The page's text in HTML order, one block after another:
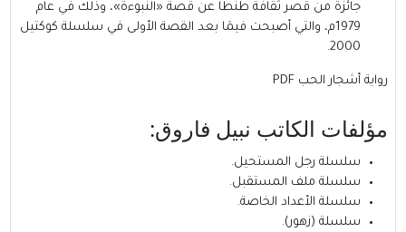
جائزة من قصر ثقافة طنطا عن قصة «النبوءة»، وذلك في عام
1979م، والتي أصبحت فيمَا بعد القصة الأولى في سلسلة كوكتيل
2000.
رواية أشجار الحب PDF
مؤلفات الكاتب نبيل فاروق:
سلسلة رجل المستحيل.
سلسلة ملف المستقبل.
سلسلة الأعداد الخاصة.
سلسلة (زهور).